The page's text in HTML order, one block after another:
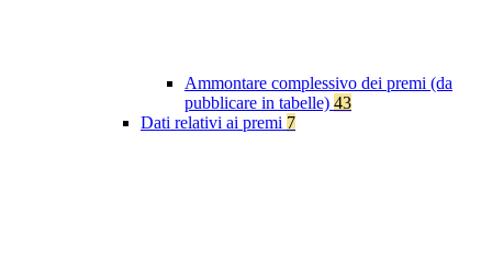
Ammontare complessivo dei premi (da
pubblicare in tabelle) 43
Dati relativi ai premi 7